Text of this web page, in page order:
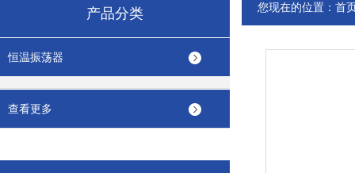
产品分类
恒温振荡器
查看更多
您现在的位置： 首